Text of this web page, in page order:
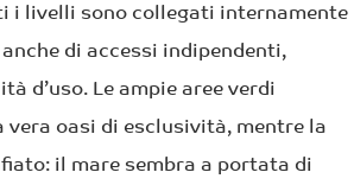
i livelli sono collegati internamente
di accessi indipendenti,
d’uso. Le ampie aree verdi
vera oasi di esclusività, mentre la
il mare sembra a portata di